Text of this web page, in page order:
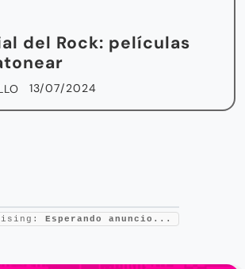
del Rock: películas
13/07/2024
Esperando anuncio...